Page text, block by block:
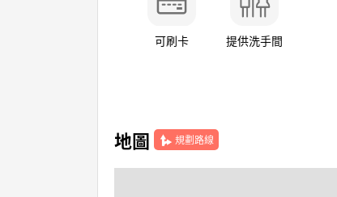
可刷卡 提供洗手間
地圖 規劃路線